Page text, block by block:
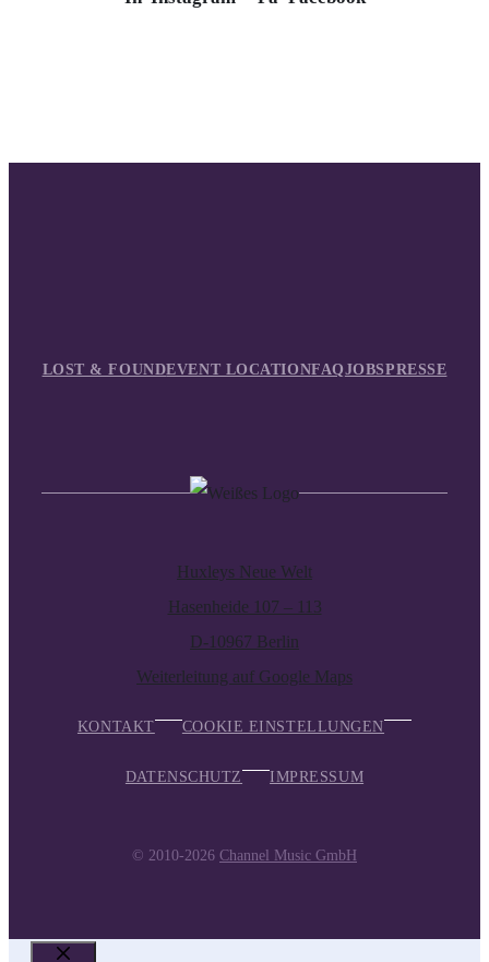
LOST & FOUNDEVENT LOCATIONFAQJOBSPRESSE
Huxleys Neue Welt
Hasenheide 107 – 113
D-10967 Berlin
Weiterleitung auf Google Maps
KONTAKT COOKIE EINSTELLUNGEN
DATENSCHUTZ IMPRESSUM
© 2010-2026 Channel Music GmbH